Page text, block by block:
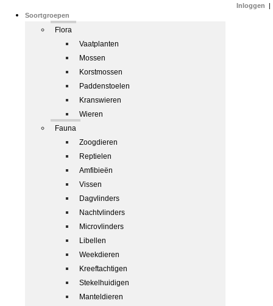
Soortgroepen
Flora
Vaatplanten
Mossen
Korstmossen
Paddenstoelen
Kranswieren
Wieren
Fauna
Zoogdieren
Reptielen
Amfibieën
Vissen
Dagvlinders
Nachtvlinders
Microvlinders
Libellen
Weekdieren
Kreeftachtigen
Stekelhuidigen
Manteldieren
Inloggen |